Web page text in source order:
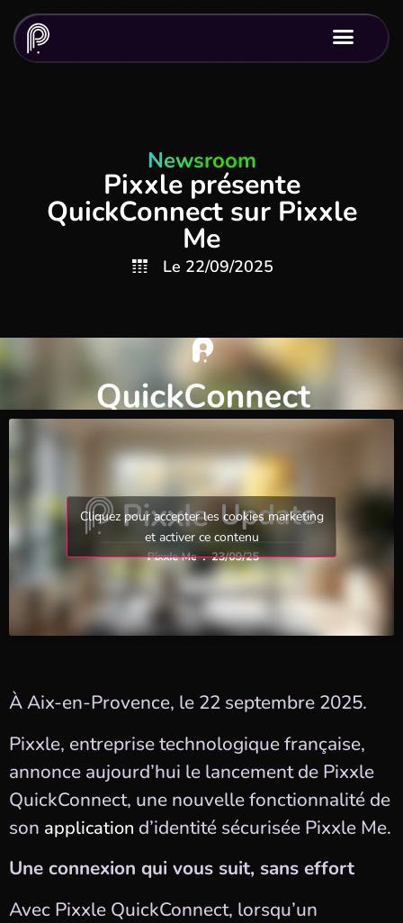
Newsroom
Pixxle présente
QuickConnect sur Pixxle
Me
Le 22/09/2025
Cliquez pour accepter les cookies marketing
et activer ce contenu
À Aix-en-Provence, le 22 septembre 2025.
Pixxle, entreprise technologique française,
annonce aujourd’hui le lancement de Pixxle
QuickConnect, une nouvelle fonctionnalité de
son application d’identité sécurisée Pixxle Me.
Une connexion qui vous suit, sans effort
Avec Pixxle QuickConnect, lorsqu’un